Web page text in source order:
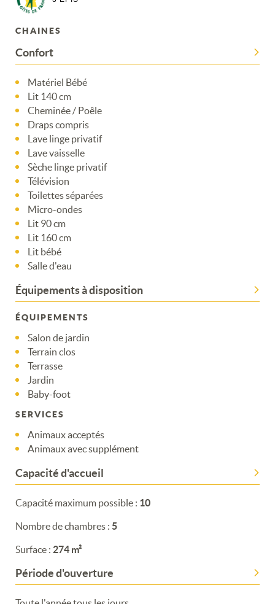
CHAINES
Confort
Matériel Bébé
Lit 140 cm
Cheminée / Poêle
Draps compris
Lave linge privatif
Lave vaisselle
Sèche linge privatif
Télévision
Toilettes séparées
Micro-ondes
Lit 90 cm
Lit 160 cm
Lit bébé
Salle d'eau
Équipements à disposition
ÉQUIPEMENTS
Salon de jardin
Terrain clos
Terrasse
Jardin
Baby-foot
SERVICES
Animaux acceptés
Animaux avec supplément
Capacité d'accueil
Capacité maximum possible : 10
Nombre de chambres : 5
Surface : 274 m²
Période d'ouverture